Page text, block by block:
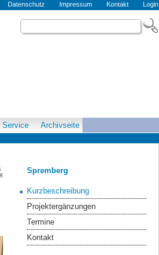
Datenschutz Impressum Kontakt Login
Service Archivseite
Spremberg
Kurzbeschreibung
Projektergänzungen
Termine
Kontakt